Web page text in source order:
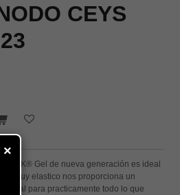
CEYS
Gel de nueva generación es ideal
muy elastico nos proporciona un
para practicamente todo lo que
×